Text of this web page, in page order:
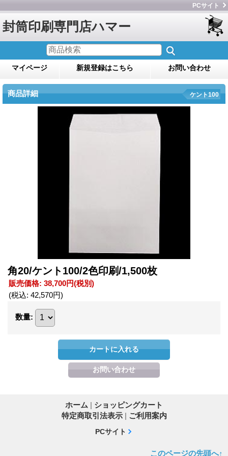
PCサイト
封筒印刷専門店ハマー
マイページ 新規登録はこちら お問い合わせ
商品詳細 ケント100
角20/ケント100/2色印刷/1,500枚
販売価格: 38,700円(税別)
(税込: 42,570円)
数量:
ホーム | ショッピングカート
特定商取引法表示 | ご利用案内
PCサイト
このページの先頭へ↑